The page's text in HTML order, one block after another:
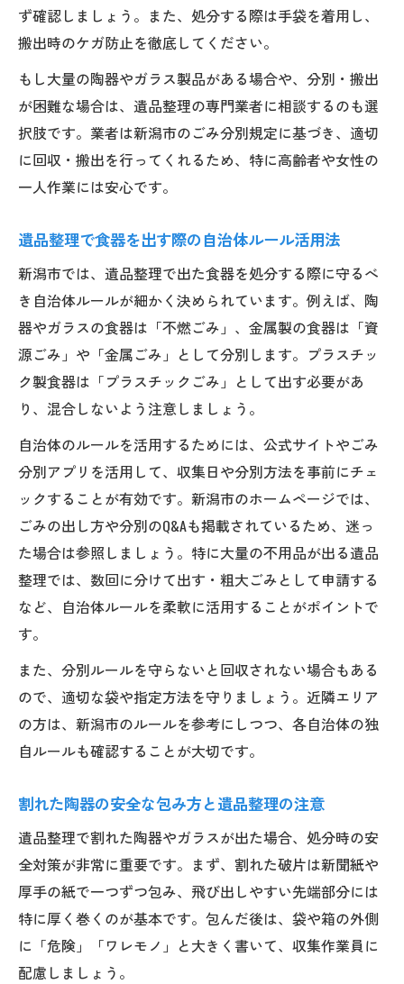
ず確認しましょう。また、処分する際は手袋を着用し、
搬出時のケガ防止を徹底してください。
もし大量の陶器やガラス製品がある場合や、分別・搬出
が困難な場合は、遺品整理の専門業者に相談するのも選
択肢です。業者は新潟市のごみ分別規定に基づき、適切
に回収・搬出を行ってくれるため、特に高齢者や女性の
一人作業には安心です。
遺品整理で食器を出す際の自治体ルール活用法
新潟市では、遺品整理で出た食器を処分する際に守るべ
き自治体ルールが細かく決められています。例えば、陶
器やガラスの食器は「不燃ごみ」、金属製の食器は「資
源ごみ」や「金属ごみ」として分別します。プラスチッ
ク製食器は「プラスチックごみ」として出す必要があ
り、混合しないよう注意しましょう。
自治体のルールを活用するためには、公式サイトやごみ
分別アプリを活用して、収集日や分別方法を事前にチェ
ックすることが有効です。新潟市のホームページでは、
ごみの出し方や分別のQ&Aも掲載されているため、迷っ
た場合は参照しましょう。特に大量の不用品が出る遺品
整理では、数回に分けて出す・粗大ごみとして申請する
など、自治体ルールを柔軟に活用することがポイントで
す。
また、分別ルールを守らないと回収されない場合もある
ので、適切な袋や指定方法を守りましょう。近隣エリア
の方は、新潟市のルールを参考にしつつ、各自治体の独
自ルールも確認することが大切です。
割れた陶器の安全な包み方と遺品整理の注意
遺品整理で割れた陶器やガラスが出た場合、処分時の安
全対策が非常に重要です。まず、割れた破片は新聞紙や
厚手の紙で一つずつ包み、飛び出しやすい先端部分には
特に厚く巻くのが基本です。包んだ後は、袋や箱の外側
に「危険」「ワレモノ」と大きく書いて、収集作業員に
配慮しましょう。